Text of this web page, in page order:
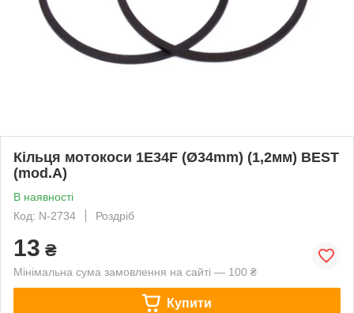
Кільця мотокоси 1E34F (Ø34mm) (1,2мм) BEST
(mod.A)
В наявності
Код: N-2734
Роздріб
13 ₴
Мінімальна сума замовлення на сайті — 100 ₴
Купити